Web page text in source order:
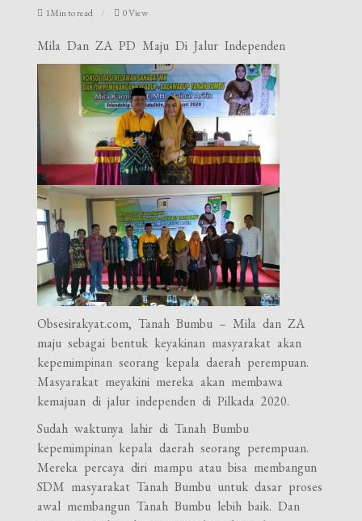
1Min to read 0 View
Mila Dan ZA PD Maju Di Jalur Independen
Obsesirakyat.com, Tanah Bumbu – Mila dan ZA
maju sebagai bentuk keyakinan masyarakat akan
kepemimpinan seorang kepala daerah perempuan.
Masyarakat meyakini mereka akan membawa
kemajuan di jalur independen di Pilkada 2020.
Sudah waktunya lahir di Tanah Bumbu
kepemimpinan kepala daerah seorang perempuan.
Mereka percaya diri mampu atau bisa membangun
SDM masyarakat Tanah Bumbu untuk dasar proses
awal membangun Tanah Bumbu lebih baik. Dan